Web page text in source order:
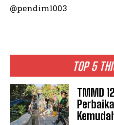
TOP 5
TMMD
@pendim1003